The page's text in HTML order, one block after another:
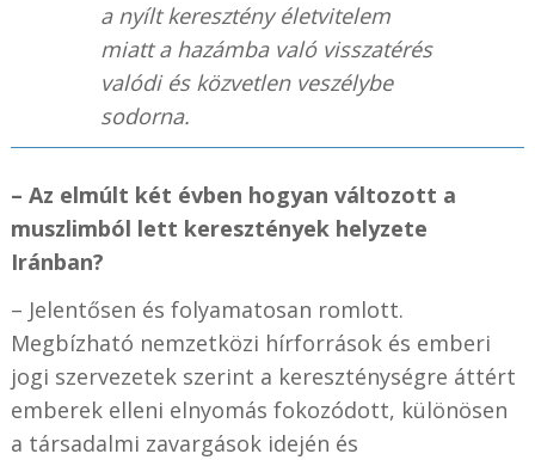
a nyílt keresztény életvitelem
miatt a hazámba való visszatérés
valódi és közvetlen veszélybe
sodorna.
– Az elmúlt két évben hogyan változott a
muszlimból lett keresztények helyzete
Iránban?
– Jelentősen és folyamatosan romlott.
Megbízható nemzetközi hírforrások és emberi
jogi szervezetek szerint a kereszténységre áttért
emberek elleni elnyomás fokozódott, különösen
a társadalmi zavargások idején és